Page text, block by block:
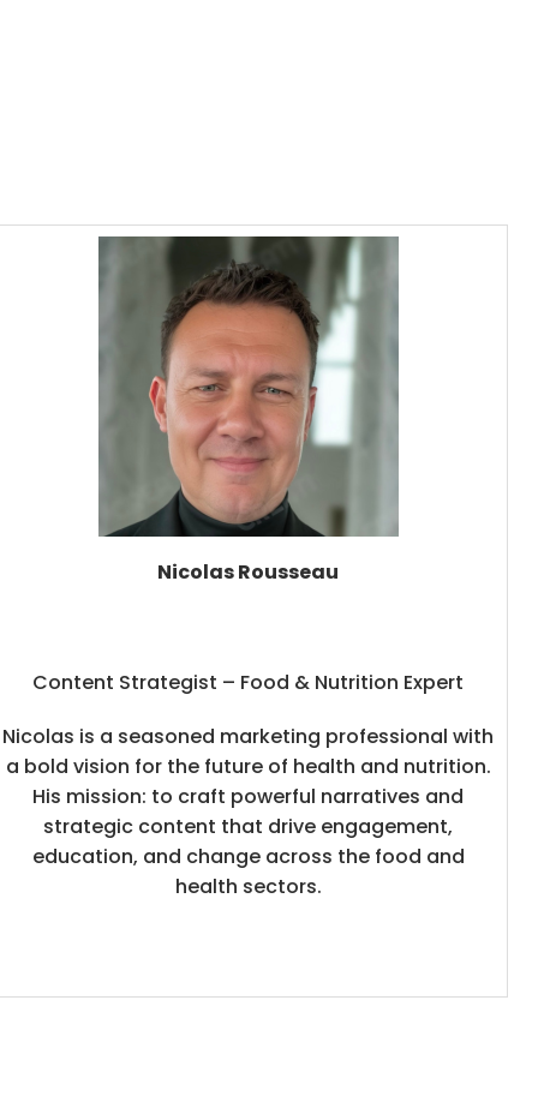
Nicolas Rousseau
Content Strategist – Food & Nutrition Expert
Nicolas is a seasoned marketing professional with
a bold vision for the future of health and nutrition.
His mission: to craft powerful narratives and
strategic content that drive engagement,
education, and change across the food and
health sectors.